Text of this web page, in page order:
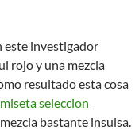
este investigador
rojo y una mezcla
resultado esta cosa
seleccion
bastante insulsa.